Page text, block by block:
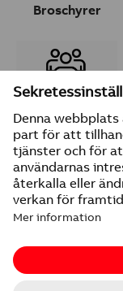
Broschyrer